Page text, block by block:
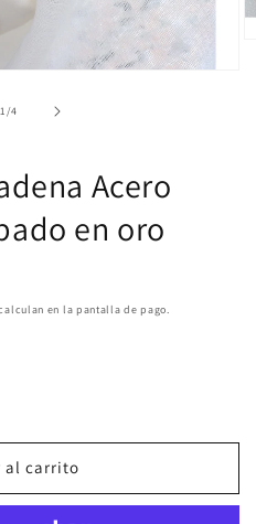
1/de
4
Acero
en oro
en la pantalla de pago.
al carrito